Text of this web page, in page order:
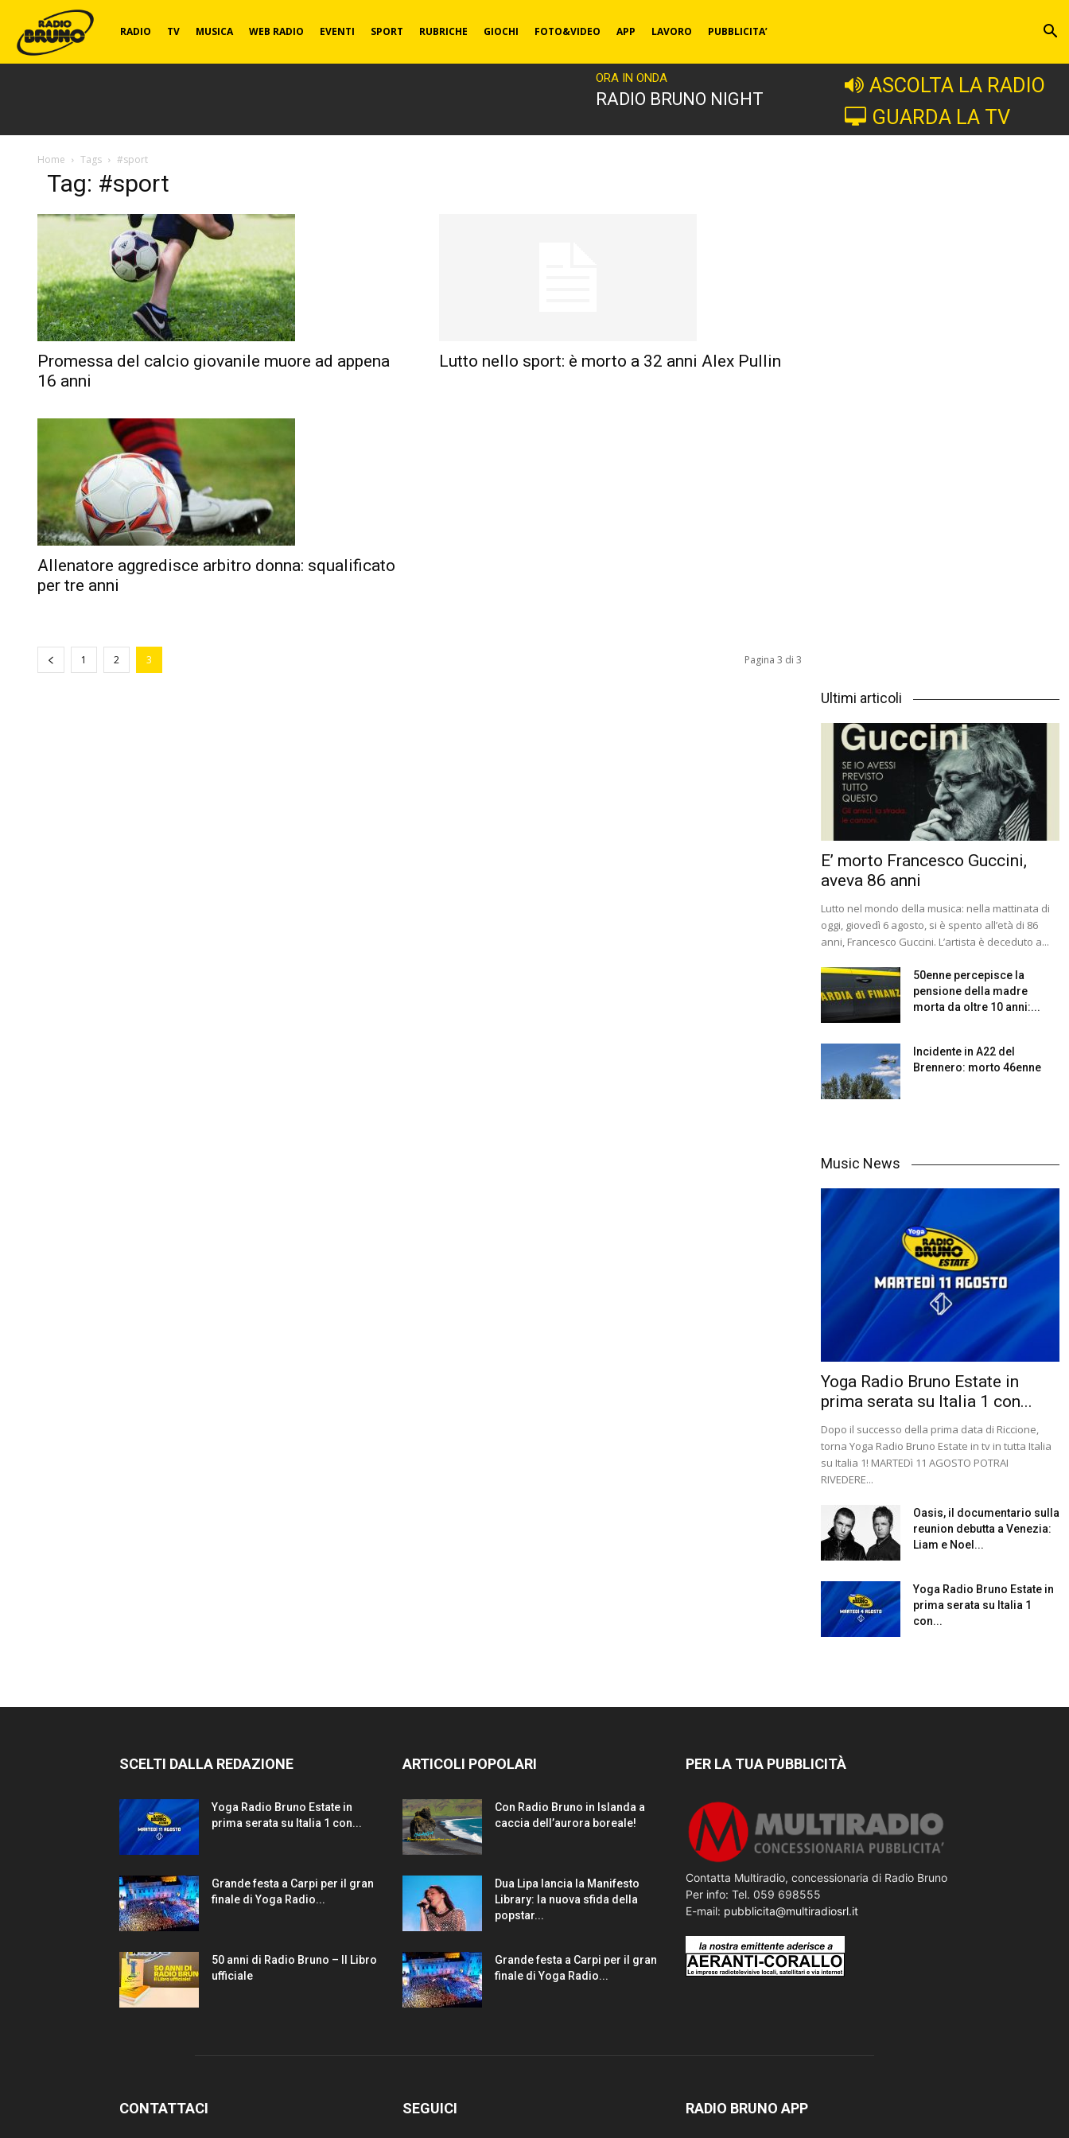
Radio
RADIO TV MUSICA WEB RADIO EVENTI SPORT RUBRICHE GIOCHI FOTO&VIDEO APP LAVORO PUBBLICITA’
ORA IN ONDA
RADIO BRUNO NIGHT
ASCOLTA LA RADIO
GUARDA LA TV
Home Tags #sport
Tag: #sport
Promessa del calcio giovanile muore ad appena
16 anni
Lutto nello sport: è morto a 32 anni Alex Pullin
Allenatore aggredisce arbitro donna: squalificato
per tre anni
1 2 3 Pagina 3 di 3
Ultimi articoli
E’ morto Francesco Guccini,
aveva 86 anni
Lutto nel mondo della musica: nella mattinata di
oggi, giovedì 6 agosto, si è spento all’età di 86
anni, Francesco Guccini. L’artista è deceduto a...
50enne percepisce la
pensione della madre
morta da oltre 10 anni:...
Incidente in A22 del
Brennero: morto 46enne
Music News
Yoga Radio Bruno Estate in
prima serata su Italia 1 con...
Dopo il successo della prima data di Riccione,
torna Yoga Radio Bruno Estate in tv in tutta Italia
su Italia 1! MARTEDì 11 AGOSTO POTRAI
RIVEDERE...
Oasis, il documentario sulla
reunion debutta a Venezia:
Liam e Noel...
Yoga Radio Bruno Estate in
prima serata su Italia 1
con...
SCELTI DALLA REDAZIONE
Yoga Radio Bruno Estate in
prima serata su Italia 1 con...
Grande festa a Carpi per il gran
finale di Yoga Radio...
50 anni di Radio Bruno – Il Libro
ufficiale
ARTICOLI POPOLARI
Con Radio Bruno in Islanda a
caccia dell’aurora boreale!
Dua Lipa lancia la Manifesto
Library: la nuova sfida della
popstar...
Grande festa a Carpi per il gran
finale di Yoga Radio...
PER LA TUA PUBBLICITÀ
Contatta Multiradio, concessionaria di Radio Bruno
Per info: Tel. 059 698555
E-mail: pubblicita@multiradiosrl.it
CONTATTACI SEGUICI RADIO BRUNO APP